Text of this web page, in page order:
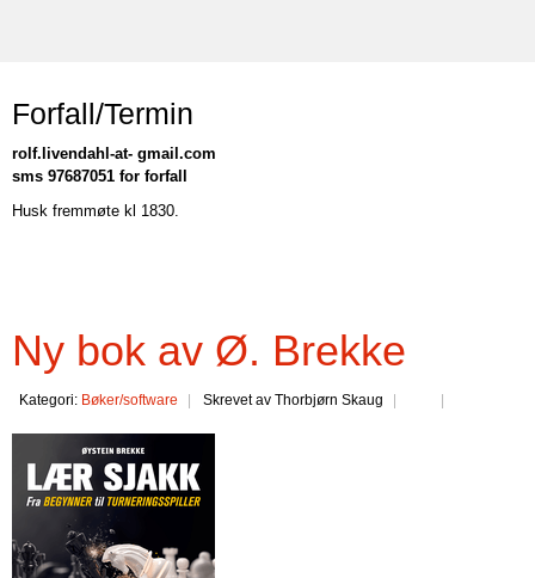
Forfall/Termin
rolf.livendahl-at- gmail.com
sms 97687051 for forfall
Husk fremmøte kl 1830.
Ny bok av Ø. Brekke
Kategori: Bøker/software Skrevet av Thorbjørn Skaug